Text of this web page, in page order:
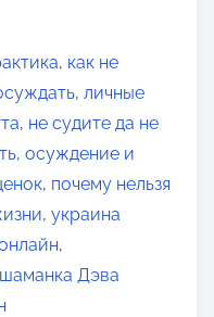
, как не
, личные
, не судите да не
, осуждение и
, почему нельзя
, украина
,
шаманка Дэва